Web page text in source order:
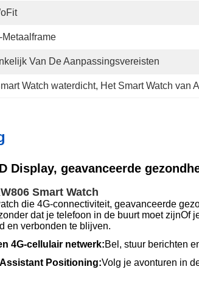
Metaalframe
Van De Aanpassingsvereisten
Watch waterdicht, Het Smart Watch van
Display, geavanceerde
Smart Watch
die 4G-connectiviteit, geavanceerde
dat je telefoon in de buurt moet
en verbonden te blijven.
4G-cellulair netwerk:Bel, stuur berichten
Positioning:Volg je avonturen in